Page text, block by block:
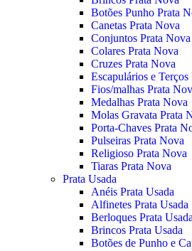
Botões Punho Prata
Canetas Prata Nova
Conjuntos Prata Nova
Colares Prata Nova
Cruzes Prata Nova
Escapulários e Terços
Fios/malhas Prata
Medalhas Prata Nova
Molas Gravata Prata
Porta-Chaves Prata
Pulseiras Prata Nova
Religioso Prata Nova
Tiaras Prata Nova
Prata Usada
Anéis Prata Usada
Alfinetes Prata Usada
Berloques Prata Usada
Brincos Prata Usada
Botões de Punho e